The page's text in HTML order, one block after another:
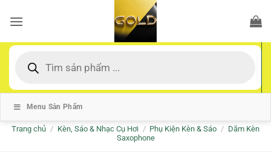
qua
dung
kiếm
Menu Sản Phẩm
Trang chủ / Kèn, Sáo & Nhạc Cụ Hơi / Phụ Kiện Kèn & Sáo / Dăm Kèn
Saxophone